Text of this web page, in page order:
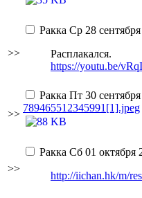
>>
Ракка Ср 28
Расплакался.
https://youtu.be/
>>
Ракка Пт 30
789465512345991[1].jpeg
>>
Ракка Сб 01 октября
http://iichan.hk/m/